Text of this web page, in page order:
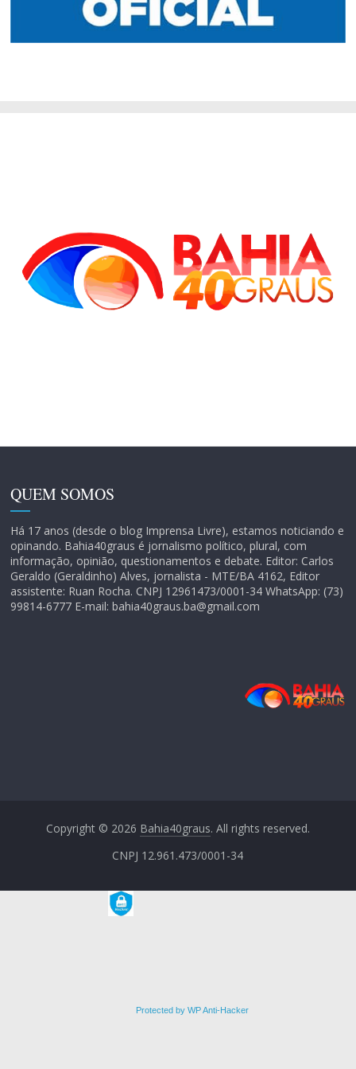
QUEM SOMOS
Há 17 anos (desde o blog Imprensa Livre), estamos noticiando e
opinando. Bahia40graus é jornalismo político, plural, com
informação, opinião, questionamentos e debate. Editor: Carlos
Geraldo (Geraldinho) Alves, jornalista - MTE/BA 4162, Editor
assistente: Ruan Rocha. CNPJ 12961473/0001-34 WhatsApp: (73)
99814-6777 E-mail: bahia40graus.ba@gmail.com
Copyright © 2026 Bahia40graus. All rights reserved.
CNPJ 12.961.473/0001-34
Protected by WP Anti-Hacker